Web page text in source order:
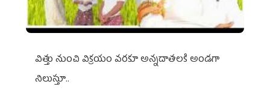
విత్తు నుంచి విక్రయం వరకూ అన్నదాతలకి అండగా
నిలుస్తూ..